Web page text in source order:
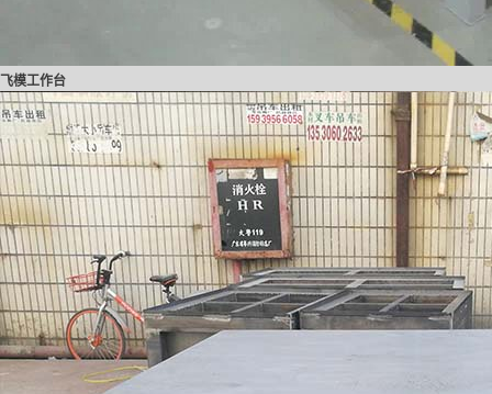
飞模工作台